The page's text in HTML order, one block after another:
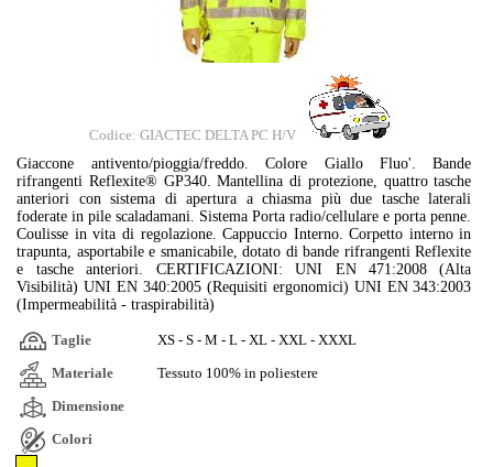
Codice: GIACTEC DELTA PC H/V
Giaccone antivento/pioggia/freddo. Colore Giallo Fluo'. Bande
rifrangenti Reflexite® GP340. Mantellina di protezione, quattro tasche
anteriori con sistema di apertura a chiasma più due tasche laterali
foderate in pile scaladamani. Sistema Porta radio/cellulare e porta penne.
Coulisse in vita di regolazione. Cappuccio Interno. Corpetto interno in
trapunta, asportabile e smanicabile, dotato di bande rifrangenti Reflexite
e tasche anteriori. CERTIFICAZIONI: UNI EN 471:2008 (Alta
Visibilità) UNI EN 340:2005 (Requisiti ergonomici) UNI EN 343:2003
(Impermeabilità - traspirabilità)
Taglie
XS - S - M - L - XL - XXL - XXXL
Materiale
Tessuto 100% in poliestere
Dimensione
Colori